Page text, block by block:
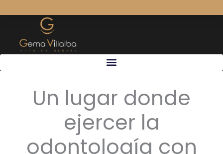
al
Un lugar donde
ejercer la
odontología con